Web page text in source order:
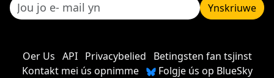
Ynskriuwe
Oer Us API Privacybelied
Betingsten fan tsjinst
Kontakt mei ús opnimme
Folgje ús op BlueSky